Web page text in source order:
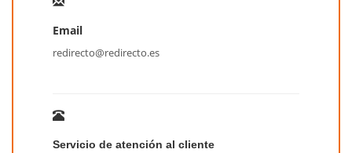
Email
redirecto@redirecto.es
Servicio de atención al cliente